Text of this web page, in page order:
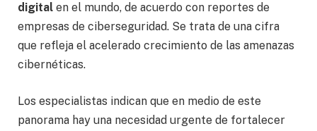
digital en el mundo, de acuerdo con reportes de
empresas de ciberseguridad. Se trata de una cifra
que refleja el acelerado crecimiento de las amenazas
cibernéticas.
Los especialistas indican que en medio de este
panorama hay una necesidad urgente de fortalecer